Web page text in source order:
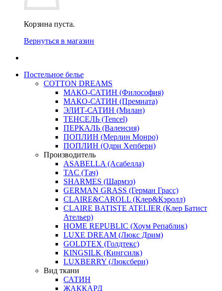
Корзина пуста.
Вернуться в магазин
Постельное белье
COTTON DREAMS
МАКО-САТИН (Философия)
МАКО-САТИН (Премиата)
ЭЛИТ-САТИН (Милан)
ТЕНСЕЛЬ (Tencel)
ПЕРКАЛЬ (Валенсия)
ПОПЛИН (Мерлин Монро)
ПОПЛИН (Одри Хепберн)
Производитель
ASABELLA (Асабелла)
TAC (Тач)
SHARMES (Шармэз)
GERMAN GRASS (Герман Грасс)
CLAIRE&CAROLL (Клер&Кэролл)
CLAIRE BATISTE ATELIER (Клер Батист
Ательер)
HOME REPUBLIC (Хоум Репаблик)
LUXE DREAM (Люкс Дрим)
GOLDTEX (Голдтекс)
KINGSILK (Кингсилк)
LUXBERRY (Люксбери)
Вид ткани
САТИН
ЖАККАРД